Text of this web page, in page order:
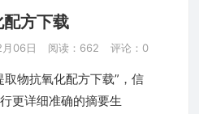
方下载
06日 阅读：662 评论：0
取物抗氧化配方下载”，信
更详细准确的摘要生